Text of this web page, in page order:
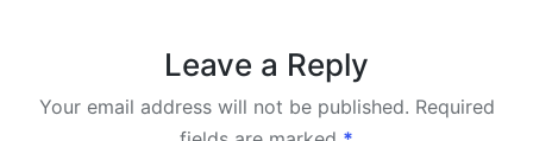
Leave a Reply
Your email address will not be published. Required